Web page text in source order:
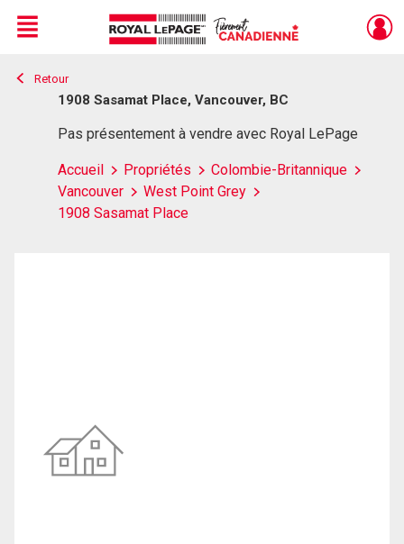
Live
En Direct
Menu
Retour
1908 Sasamat Place, Vancouver, BC
Pas présentement à vendre avec Royal LePage
Accueil Propriétés
Colombie-Britannique
Vancouver
West Point Grey
1908 Sasamat Place